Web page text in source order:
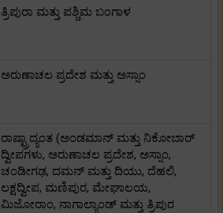
ತ್ರಿಪುರಾ ಮತ್ತು ಪಶ್ಚಿಮ ಬಂಗಾಳ
ಅರುಣಾಚಲ ಪ್ರದೇಶ ಮತ್ತು ಅಸ್ಸಾಂ
ರಾಷ್ಟ್ರಾದ್ಯಂತ (ಅಂಡಮಾನ್ ಮತ್ತು ನಿಕೋಬಾರ್
ದ್ವೀಪಗಳು, ಅರುಣಾಚಲ ಪ್ರದೇಶ, ಅಸ್ಸಾಂ,
ಚಂಡೀಗಢ, ದಮನ್ ಮತ್ತು ದಿಯು, ದೆಹಲಿ,
ಲಕ್ಷದ್ವೀಪ, ಮಣಿಪುರ, ಮೇಘಾಲಯ,
ಮಿಜೋರಾಂ, ನಾಗಾಲ್ಯಾಂಡ್ ಮತ್ತು ತ್ರಿಪುರ